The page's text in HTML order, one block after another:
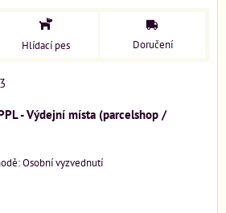
Hlídací pes Doručení
- Výdejní místa (parcelshop /
Osobní vyzvednutí